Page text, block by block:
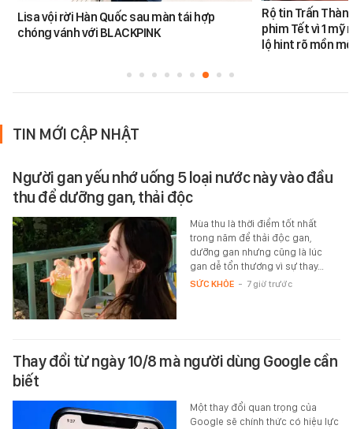
Lisa vội rời Hàn Quốc sau màn tái hợp
chóng vánh với BLACKPINK
Rộ tin Trấn
phim Tết vì 1 mỹ
lộ hint rõ mồn
TIN MỚI CẬP NHẬT
Người gan yếu nhớ uống 5 loại nước này vào đầu
thu để dưỡng gan, thải độc
Mùa thu là thời điểm tốt nhất
trong năm để thải độc gan,
dưỡng gan nhưng cũng là lúc
gan dễ tổn thương vì sự thay…
SỨC KHỎE - 7 giờ trước
Thay đổi từ ngày 10/8 mà người dùng Google cần
biết
Một thay đổi quan trọng của
Google sẽ chính thức có hiệu lực